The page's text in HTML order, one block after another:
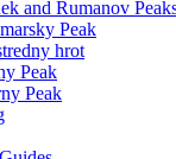
and Rumanov
Peak
hrot
Peak
Peak